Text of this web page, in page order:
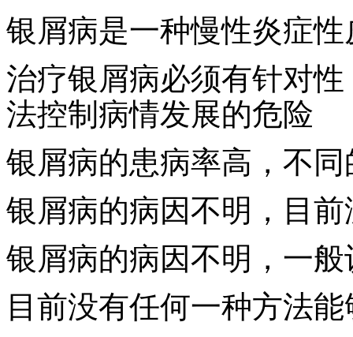
银屑病是一种慢性炎症性
治疗银屑病必须有针对
法控制病情发展的危险
银屑病的患病率高，不
银屑病的病因不明，目
银屑病的病因不明，一
目前没有任何一种方法